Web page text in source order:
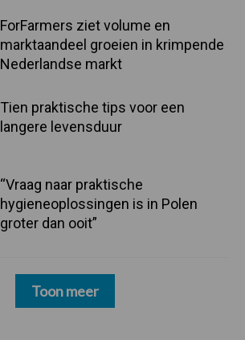
ForFarmers ziet volume en
marktaandeel groeien in krimpende
Nederlandse markt
Tien praktische tips voor een
langere levensduur
“Vraag naar praktische
hygieneoplossingen is in Polen
groter dan ooit”
Toon meer